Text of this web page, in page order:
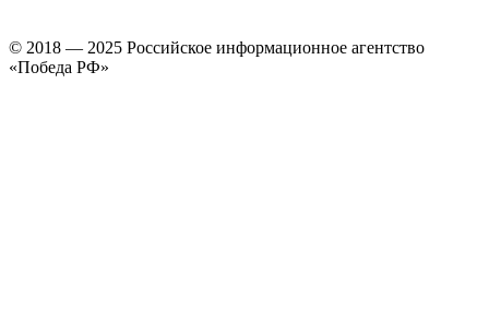
© 2018 — 2025 Российское информационное агентство
«Победа РФ»